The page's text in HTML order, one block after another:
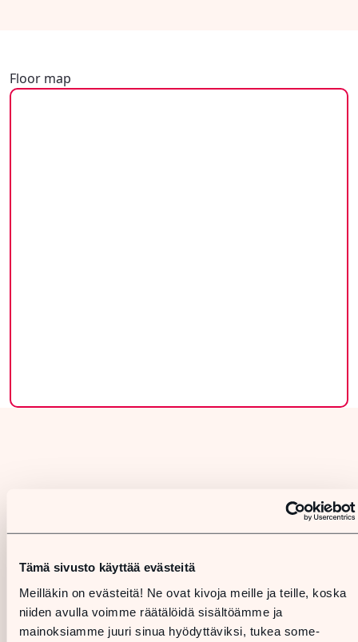
Tämä sivusto käyttää evästeitä
Meilläkin on evästeitä! Ne ovat kivoja meille ja teille, koska
niiden avulla voimme räätälöidä sisältöämme ja
mainoksiamme juuri sinua hyödyttäviksi, tukea some-
Floor map